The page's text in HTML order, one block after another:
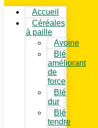
Accueil
Céréales
à paille
Avoine
Blé
améliorant
de
force
Blé
dur
Blé
tendre